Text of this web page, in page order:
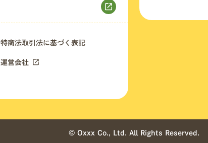
特商法取引法に基づく表記
運営会社
© Oxxx Co., Ltd. All Rights Reserved.